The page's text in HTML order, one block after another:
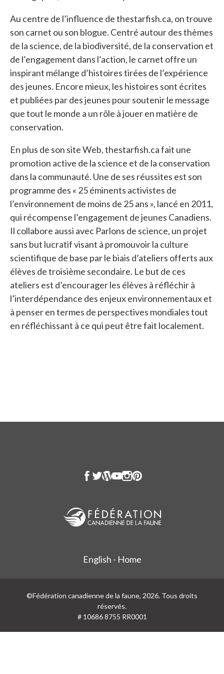
Au centre de l’influence de thestarfish.ca, on trouve
son carnet ou son blogue. Centré autour des thèmes
de la science, de la biodiversité, de la conservation et
de l’engagement dans l’action, le carnet offre un
inspirant mélange d’histoires tirées de l’expérience
des jeunes. Encore mieux, les histoires sont écrites
et publiées par des jeunes pour soutenir le message
que tout le monde a un rôle à jouer en matière de
conservation.
En plus de son site Web, thestarfish.ca fait une
promotion active de la science et de la conservation
dans la communauté. Une de ses réussites est son
programme des « 25 éminents activistes de
l’environnement de moins de 25 ans », lancé en 2011,
qui récompense l’engagement de jeunes Canadiens.
Il collabore aussi avec Parlons de science, un projet
sans but lucratif visant à promouvoir la culture
scientifique de base par le biais d’ateliers offerts aux
élèves de troisième secondaire. Le but de ces
ateliers est d’encourager les élèves à réfléchir à
l’interdépendance des enjeux environnementaux et
à penser en termes de perspectives mondiales tout
en réfléchissant à ce qui peut être fait localement.
English - Home
©Fédération canadienne de la faune, 2026. Tous droits
réservés.
# 10686 8755 RR0001